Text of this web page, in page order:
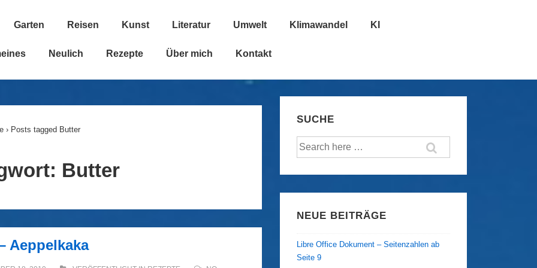
Garten Reisen Kunst Literatur Umwelt Klimawandel KI
Neulich Rezepte Über mich Kontakt
› Posts tagged Butter
Butter
Aeppelkaka
SUCHE
Suche
nach:
NEUE BEITRÄGE
Libre Office Dokument – Seitenzahlen ab
Seite 9